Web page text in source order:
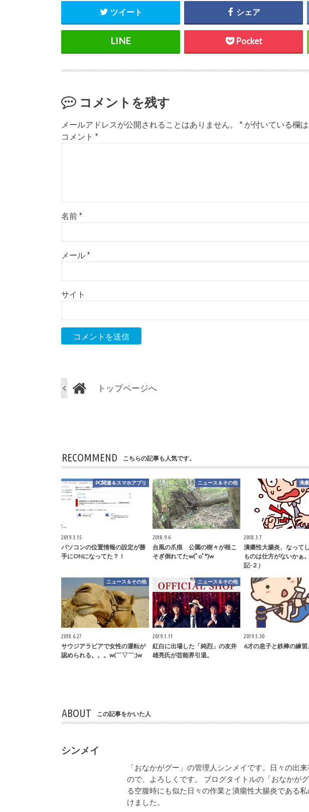
ツイート シェア
Pocket
コメントを残す
メールアドレスが公開されることはありません。 * が付いている欄
コメント *
名前 *
メール *
サイト
トップページへ
RECOMMEND こちらの記事も人気です。
PC関連＆スマホアプリ
2019.3.15
パソコンの位置情報の設定が勝
手にONになってた？！
ニュース＆その他
2018.9.6
台風の爪痕 公園の樹々が根こ
そぎ倒れてたw(ﾟoﾟ*)w
潰
2018.3.7
潰瘍性大腸炎、なって
ものは仕方がないかぁ
記-２）
ニュース＆その他
2018.6.27
サウジアラビアで女性の運転が
認められる。。。w(￣▽￣;)w
ニュース＆その他
2019.1.11
紅白に出場した「純烈」の友井
雄亮氏が芸能界引退。
2019.5.30
6才の息子と鉄棒の練習
ABOUT この記事をかいた人
シンメイ
「おなかがグー」の管理人シンメイです。日々の出
ので、よろしくです。 ブログタイトルの「おなかが
る空腹時にも似た日々の作業と潰瘍性大腸炎である
けました。